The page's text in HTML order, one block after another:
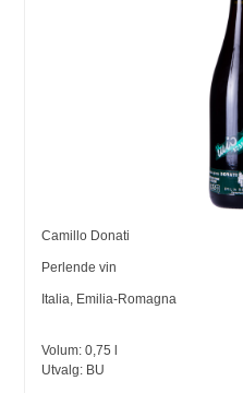
Camillo Donati
Perlende vin
Italia, Emilia-Romagna
Volum:0,75
Utvalg: BU